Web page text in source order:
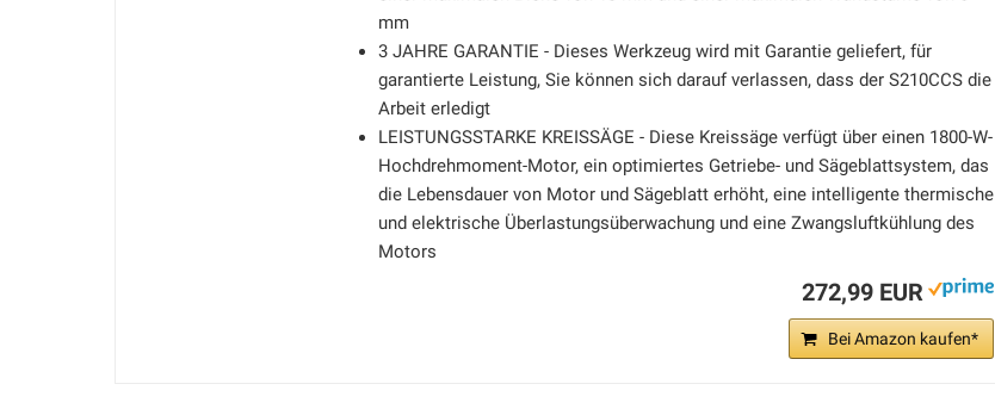
mm
3 JAHRE GARANTIE - Dieses Werkzeug wird mit Garantie geliefert, für
garantierte Leistung, Sie können sich darauf verlassen, dass der S210CCS die
Arbeit erledigt
LEISTUNGSSTARKE KREISSÄGE - Diese Kreissäge verfügt über einen 1800-W-
Hochdrehmoment-Motor, ein optimiertes Getriebe- und Sägeblattsystem, das
die Lebensdauer von Motor und Sägeblatt erhöht, eine intelligente thermische
und elektrische Überlastungsüberwachung und eine Zwangsluftkühlung des
Motors
272,99 EUR
Bei Amazon kaufen*